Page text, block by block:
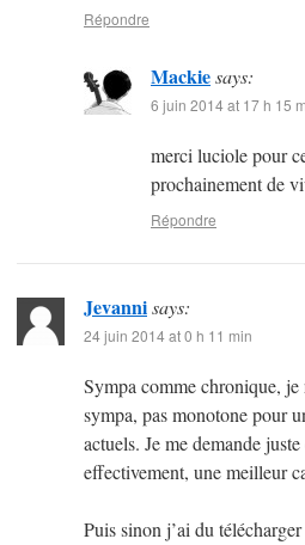
Répondre
Mackiesays:
6 juin 2014 at 17 h 15
merci luciole pour
prochainement de
Répondre
Jevannisays:
24 juin 2014 at 0 h 11 min
Sympa comme chronique,
sympa, pas monotone pour
actuels. Je me demande
effectivement, une meilleur
Puis sinon j’ai du